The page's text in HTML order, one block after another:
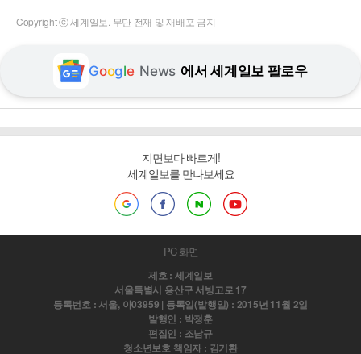
Copyright ⓒ 세계일보. 무단 전재 및 재배포 금지
Google News 에서 세계일보 팔로우
지면보다 빠르게!
세계일보를 만나보세요
PC 화면
제호 : 세계일보
서울특별시 용산구 서빙고로 17
등록번호 : 서울, 아03959 | 등록일(발행일) : 2015년 11월 2일
발행인 : 박정훈
편집인 : 조남규
청소년보호 책임자 : 김기환